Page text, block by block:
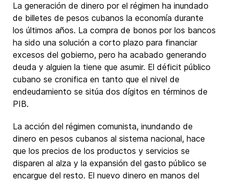
La generación de dinero por el régimen ha inundado
de billetes de pesos cubanos la economía durante
los últimos años. La compra de bonos por los bancos
ha sido una solución a corto plazo para financiar
excesos del gobierno, pero ha acabado generando
deuda y alguien la tiene que asumir. El déficit público
cubano se cronifica en tanto que el nivel de
endeudamiento se sitúa dos dígitos en términos de
PIB.
La acción del régimen comunista, inundando de
dinero en pesos cubanos al sistema nacional, hace
que los precios de los productos y servicios se
disparen al alza y la expansión del gasto público se
encargue del resto. El nuevo dinero en manos del